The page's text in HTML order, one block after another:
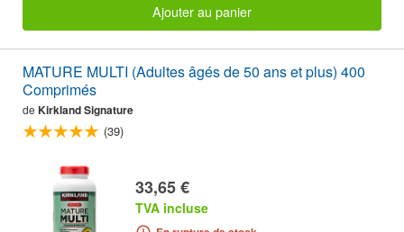
Ajouter au panier
MATURE MULTI (Adultes âgés de 50 ans et plus) 400
Comprimés
de Kirkland Signature
(39)
33,65 €
TVA incluse